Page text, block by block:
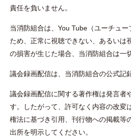
責任を負いません。
当消防組合は、You Tube（ユーチュ
ため、正常に視聴できない、あるいは
の損害が生じた場合、当消防組合は一
議会録画配信は、当消防組合の公式記
議会録画配信に関する著作権は発言者
す。したがって、許可なく内容の改変
権法に基づき引用、刊行物への掲載等
出所を明示してください。